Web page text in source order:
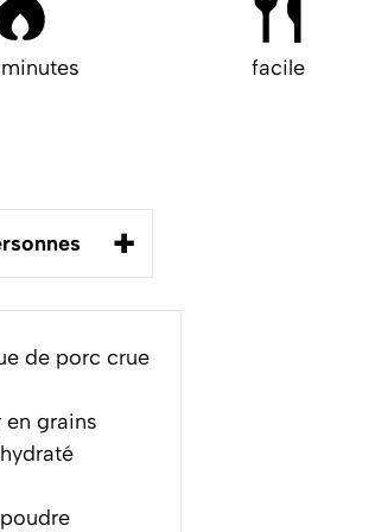
facile
+
de porc crue
grains